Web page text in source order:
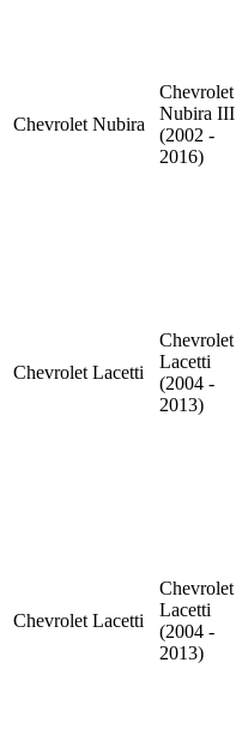
Chevrolet Nubira
Chevrolet
Nubira III
(2002 -
2016)
Chevrolet Lacetti
Chevrolet
Lacetti
(2004 -
2013)
Chevrolet Lacetti
Chevrolet
Lacetti
(2004 -
2013)